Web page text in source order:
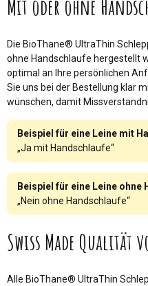
Mit oder ohne
Die BioThane® UltraThin
ohne Handschlaufe hergestellt
optimal an Ihre persönlichen
Sie uns bei der Bestellung klar
wünschen, damit
Beispiel für eine Leine mit
„Ja mit Handschlaufe“
Beispiel für eine Leine ohne
„Nein ohne Handschlaufe“
Swiss Made Qualität
Alle BioThane® UltraThin